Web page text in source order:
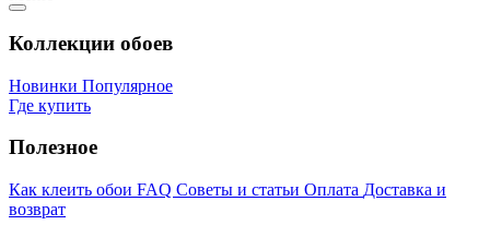
Коллекции обоев
Новинки Популярное
Где купить
Полезное
Как клеить обои FAQ Советы и статьи Оплата Доставка и
возврат